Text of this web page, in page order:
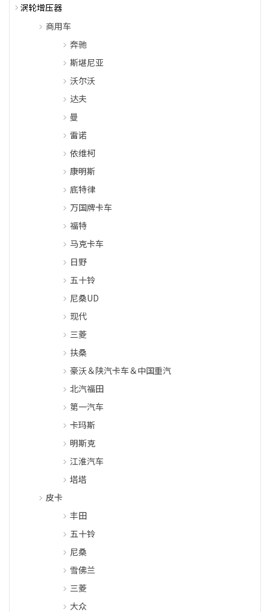
涡轮增压器
商用车
奔驰
斯堪尼亚
沃尔沃
达夫
曼
雷诺
依维柯
康明斯
底特律
万国牌卡车
福特
马克卡车
日野
五十铃
尼桑UD
现代
三菱
扶桑
豪沃＆陕汽卡车＆中国重汽
北汽福田
第一汽车
卡玛斯
明斯克
江淮汽车
塔塔
皮卡
丰田
五十铃
尼桑
雪佛兰
三菱
大众